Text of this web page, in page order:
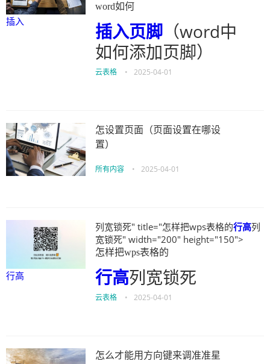
插入
word如何
插入页脚 （word中
如何添加页脚）
云表格 • 2025-04-01
怎设置页面（页面设置在哪设
置）
所有内容 • 2025-04-01
行高
列宽锁死" title="怎样把wps表格的行高列
宽锁死" width="200" height="150">
怎样把wps表格的
行高列宽锁死
云表格 • 2025-04-01
怎么才能用方向键来调准准星